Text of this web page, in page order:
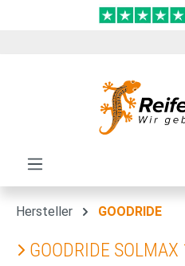
Zum Hauptinhalt springen
Hersteller GOODRIDE
GOODRIDE